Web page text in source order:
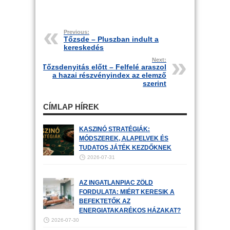
Previous:
Tőzsde – Pluszban indult a
kereskedés
Next:
Tőzsdenyitás előtt – Felfelé araszol
a hazai részvényindex az elemző
szerint
CÍMLAP HÍREK
KASZINÓ STRATÉGIÁK:
MÓDSZEREK, ALAPELVEK ÉS
TUDATOS JÁTÉK KEZDŐKNEK
2026-07-31
AZ INGATLANPIAC ZÖLD
FORDULATA: MIÉRT KERESIK A
BEFEKTETŐK AZ
ENERGIATAKARÉKOS HÁZAKAT?
2026-07-30